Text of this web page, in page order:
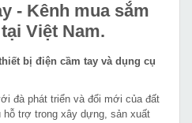
- Kênh mua sắm
Việt Nam.
bị điện cầm tay và dụng cụ
đà phát triển và đổi mới của đất
trợ trong xây dựng, sản xuất